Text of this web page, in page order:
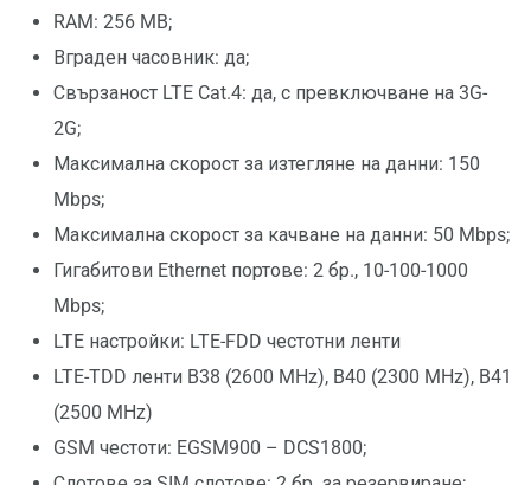
RAM: 256 MB;
Вграден часовник: да;
Свързаност LTE Cat.4: да, с превключване на 3G-
2G;
Максимална скорост за изтегляне на данни: 150
Mbps;
Максимална скорост за качване на данни: 50 Mbps;
Гигабитови Ethernet портове: 2 бр., 10-100-1000
Mbps;
LTE настройки: LTE-FDD честотни ленти
LTE-TDD ленти B38 (2600 MHz), B40 (2300 MHz), B41
(2500 MHz)
GSM честоти: EGSM900 – DCS1800;